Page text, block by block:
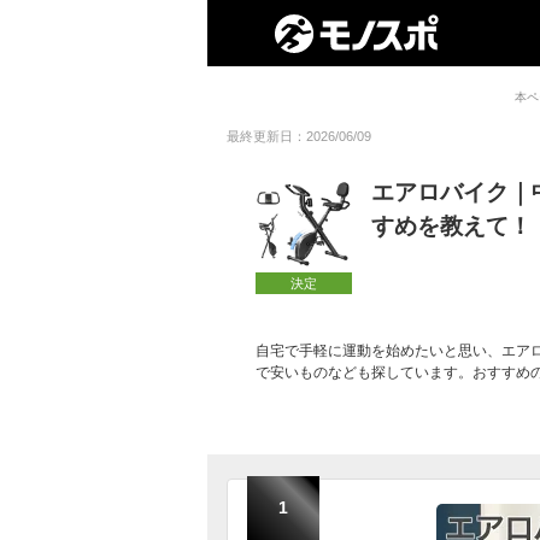
本
最終更新日：2026/06/09
決定
エアロバイク
すめを教えて！
自宅で手軽に運動を始めたいと思い、エ
で安いものなども探しています。おすすめ
1